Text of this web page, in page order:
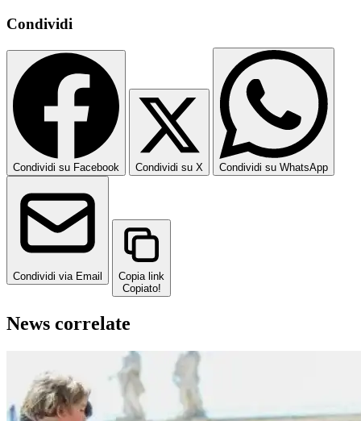
Condividi
Condividi su Facebook Condividi su X Condividi su WhatsApp
Condividi via Email
Copia link
Copiato!
News correlate